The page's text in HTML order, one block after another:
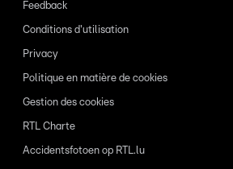
Feedback
Conditions d'utilisation
Privacy
Politique en matière de cookies
Gestion des cookies
RTL Charte
Accidentsfotoen op RTL.lu